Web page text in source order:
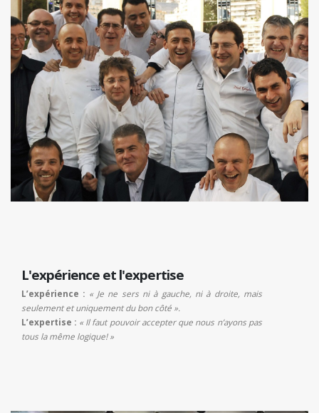
L'expérience et l'expertise
L’expérience : « Je ne sers ni à gauche, ni à droite, mais
seulement et uniquement du bon côté ».
L’expertise : « Il faut pouvoir accepter que nous n’ayons pas
tous la même logique! »